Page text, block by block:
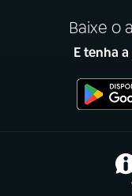
Baixe o
E tenha